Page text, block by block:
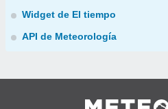
Widget de El tiempo
API de Meteorología